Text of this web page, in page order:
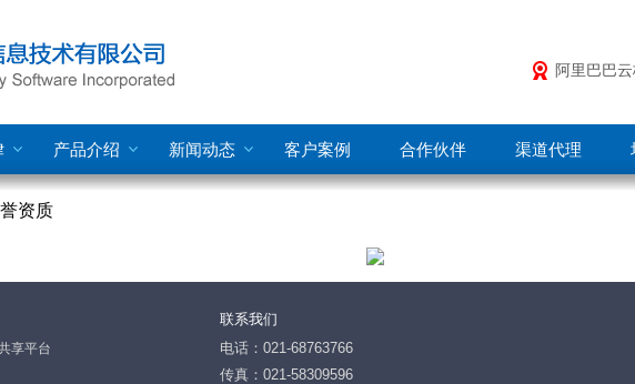
阿里巴巴
产品介绍 新闻动态 客户案例 合作伙伴 渠道代理
资质
享平台
联系我们
电话：021-68763766
传真：021-58309596